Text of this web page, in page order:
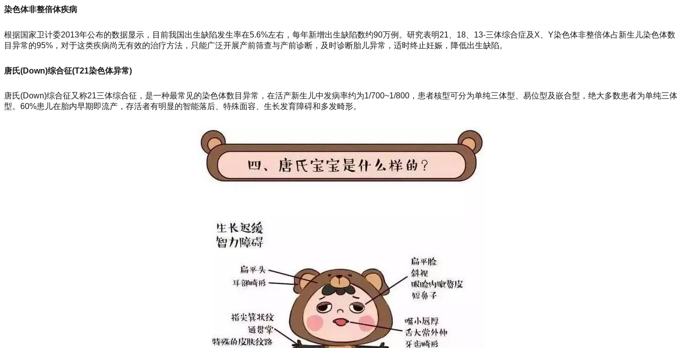
染色体非整倍体疾病
根据国家卫计委2013年公布的数据显示，目前我国出生缺陷发生率在5.6%左右，每年新增出生缺陷数约90万例。研究表明21、18、13-三体综合症及X、Y染色体非整倍体占新生儿染色体数
目异常的95%，对于这类疾病尚无有效的治疗方法，只能广泛开展产前筛查与产前诊断，及时诊断胎儿异常，适时终止妊娠，降低出生缺陷。
唐氏(Down)综合征(T21染色体异常)
唐氏(Down)综合征又称21三体综合征，是一种最常见的染色体数目异常，在活产新生儿中发病率约为1/700~1/800，患者核型可分为单纯三体型、易位型及嵌合型，绝大多数患者为单纯三体
型。60%患儿在胎内早期即流产，存活者有明显的智能落后、特殊面容、生长发育障碍和多发畸形。